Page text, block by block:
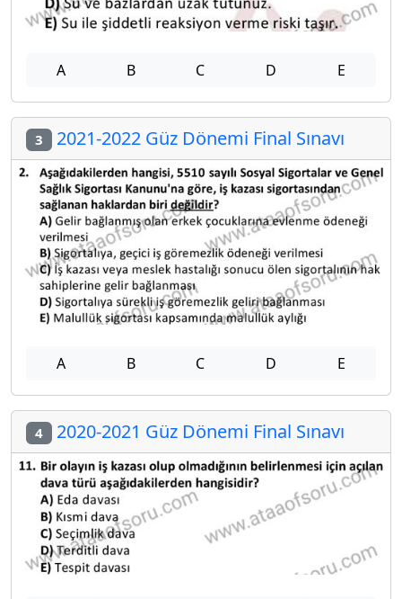
A B C D E
3 2021-2022 Güz Dönemi Final Sınavı
A B C D E
4 2020-2021 Güz Dönemi Final Sınavı